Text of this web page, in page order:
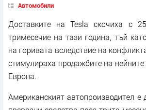
Автомобили
Доставките на Tesla скочиха с
тримесечие на тази година, тъй
на горивата вследствие на
стимулираха продажбите на
Европа.
Американският автопроизводител е